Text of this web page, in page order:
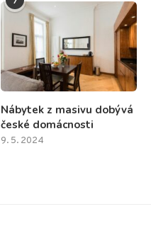
Nábytek z masivu dobývá
české domácnosti
9. 5. 2024